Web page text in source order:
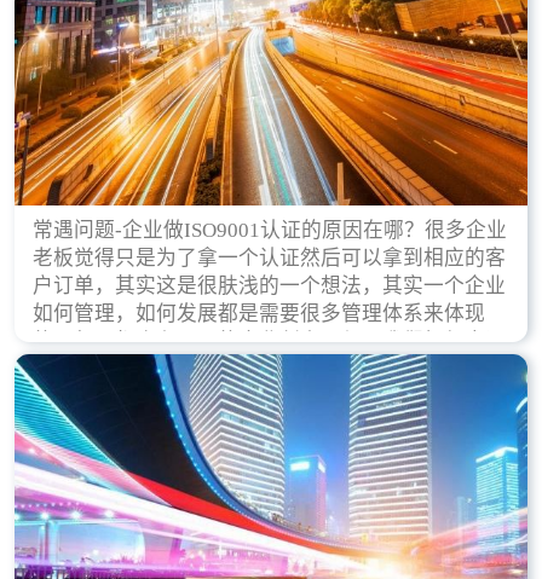
常遇问题-企业做ISO9001认证的原因在哪？很多企业
老板觉得只是为了拿一个认证然后可以拿到相应的客
户订单，其实这是很肤浅的一个想法，其实一个企业
如何管理，如何发展都是需要很多管理体系来体现
的，每天都会有不同的企业创立，但是我们如何去证
实一个企业的合法，有质量保证了？这就是ISO9001
认证体现价值的时候，那么键锋小编就来细说下企业
做ISO9001认证的根本原因。